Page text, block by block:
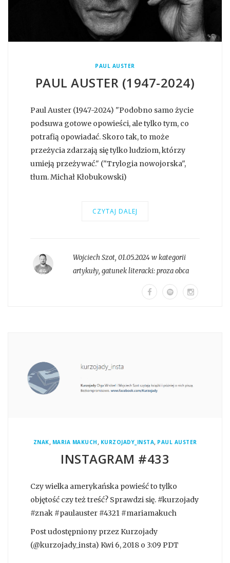
PAUL AUSTER
PAUL AUSTER (1947-2024)
Paul Auster (1947-2024) "Podobno samo życie
podsuwa gotowe opowieści, ale tylko tym, co
potrafią opowiadać. Skoro tak, to może
przeżycia zdarzają się tylko ludziom, którzy
umieją przeżywać." ("Trylogia nowojorska",
tłum. Michał Kłobukowski)
CZYTAJ DALEJ
Wojciech Szot, 01.05.2024 w kategorii
artykuły, gatunek literacki:proza obca
ZNAK, MARIA MAKUCH , KURZOJADY_INSTA, PAUL AUSTER
INSTAGRAM #433
Czy wielka amerykańska powieść to tylko
objętość czy też treść? Sprawdzi się. #kurzojady
#znak #paulauster #4321 #mariamakuch
Post udostępniony przez Kurzojady
(@kurzojady_insta) Kwi 6, 2018 o 3:09 PDT